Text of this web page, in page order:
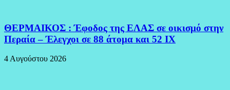
ΘΕΡΜΑΙΚΟΣ : Έφοδος της ΕΛΑΣ σε οικισμό στην
Περαία – Έλεγχοι σε 88 άτομα και 52 ΙΧ
4 Αυγούστου 2026